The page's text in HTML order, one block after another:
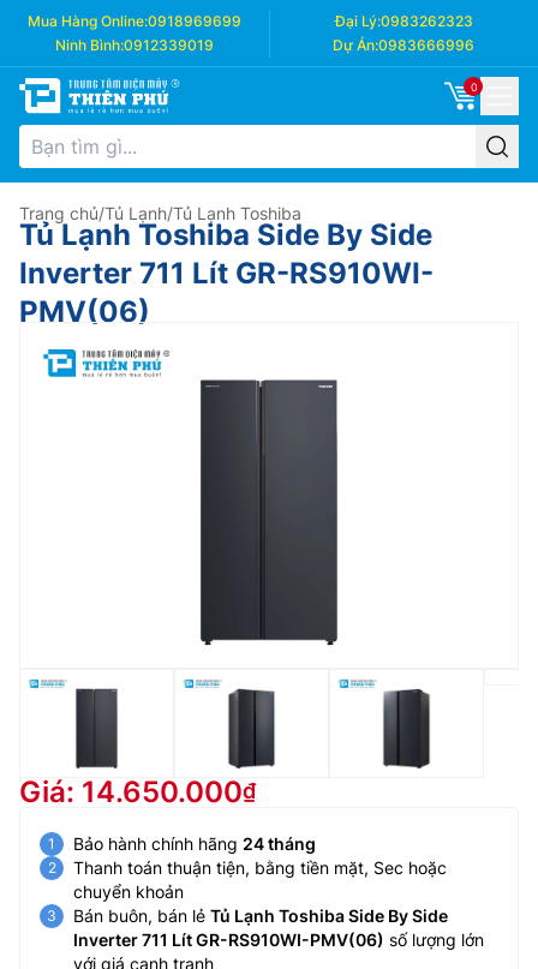
Mua Hàng Online:0918969699 Đại Lý:0983262323
Ninh Bình:0912339019 Dự Án:0983666996
0
Trang chủ/Tủ Lạnh/Tủ Lạnh Toshiba
Tủ Lạnh Toshiba Side By Side
Inverter 711 Lít GR-RS910WI-
PMV(06)
Giá: 14.650.000
Bảo hành chính hãng 24 tháng
Thanh toán thuận tiện, bằng tiền mặt, Sec hoặc
chuyển khoản
Bán buôn, bán lẻ Tủ Lạnh Toshiba Side By Side
Inverter 711 Lít GR-RS910WI-PMV(06) số lượng lớn
với giá cạnh tranh